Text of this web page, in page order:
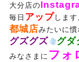
大分店の
毎日 アップします
都城店みたいに慣
グズグズ グダ
みなさまに フォ